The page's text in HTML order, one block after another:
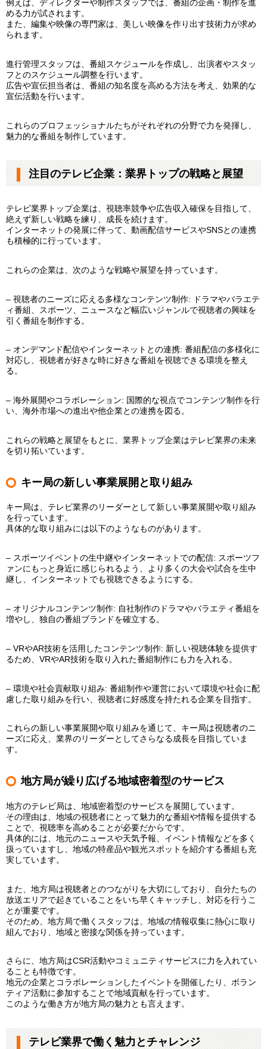
例えば、ディレクターや制作スタッフでは、番組の企画・制作を進
める力が試されます。
また、編集や映像の専門家は、美しい映像を作り出す技術力が求め
られます。
進行管理スタッフは、番組スケジュールを作成し、出演者やスタッ
フとのスケジュール調整を行います。
広告や宣伝担当者は、番組の知名度を高める方法を考え、効果的な
宣伝活動を行います。
これらのプロフェッショナルたちがそれぞれの分野で力を発揮し、
魅力的な番組を制作しています。
注目のテレビ企業：業界トップの戦略と展望
テレビ業界トップ企業は、視聴率競争や広告収入確保を目指して、
絶えず新しい戦略を練り、成長を続けます。
インターネットの発展に伴って、動画配信サービスやSNSとの連携
も積極的に行っています。
これらの企業は、次のような戦略や展望を持っています。
– 視聴者のニーズに応える多様なコンテンツ制作: ドラマやバラエテ
ィ番組、スポーツ、ニュースなど幅広いジャンルで視聴者の興味を
引く番組を制作する。
– オンデマンド配信やインターネットとの連携: 番組配信の多様化に
対応し、視聴者が好きな時に好きな番組を視聴できる環境を整え
る。
– 海外展開やコラボレーション: 国際的な視点でコンテンツ制作を行
い、海外市場への進出や他企業との連携を図る。
これらの戦略と展望をもとに、業界トップ企業はテレビ業界の未来
を切り拓いています。
キー局の新しい事業展開と取り組み
キー局は、テレビ業界のリーダーとして新しい事業展開や取り組み
を行っています。
具体的な取り組みには以下のようなものがあります。
– スポーツイベントの生中継やインターネットでの配信: スポーツフ
ァンにもっと身近に感じられるよう、より多くの大会や試合を生中
継し、インターネットでも視聴できるようにする。
– オリジナルコンテンツ制作: 自社制作のドラマやバラエティ番組を
増やし、独自の番組ブランドを確立する。
– VRやAR技術を活用したコンテンツ制作: 新しい視聴体験を提供す
るため、VRやAR技術を取り入れた番組制作にも力を入れる。
– 環境や社会貢献取り組み: 番組制作や運営において環境や社会に配
慮した取り組みを行い、視聴者に好感度を持たれる企業を目指す。
これらの新しい事業展開や取り組みを通じて、キー局は視聴者のニ
ーズに応え、業界のリーダーとしてさらなる成長を目指していま
す。
地方局が繰り広げる地域密着型のサービス
地方のテレビ局は、地域密着型のサービスを展開しています。
その理由は、地域の視聴者にとって魅力的な番組や情報を提供する
ことで、視聴率を高めることが必要だからです。
具体的には、地元のニュースや天気予報、イベント情報などを多く
扱っていますし、地域の特産品や観光スポットを紹介する番組も充
実しています。
また、地方局は視聴者とのつながりを大切にしており、自分たちの
放送エリアで起きていることをいち早くキャッチし、対応を行うこ
とが重要です。
そのため、地方局で働くスタッフは、地域の情報収集に熱心に取り
組んでおり、地域と密接な関係を持っています。
さらに、地方局はCSR活動やコミュニティサービスに力を入れてい
ることも特徴です。
地元の企業とコラボレーションしたイベントを開催したり、ボラン
ティア活動に参加することで地域貢献を行っています。
このような働き方が地方局の魅力とも言えます。
テレビ業界で働く魅力とチャレンジ